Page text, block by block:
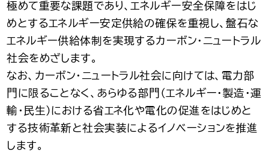
極めて重要な課題であり、エネルギー安全保障をはじ
めとするエネルギー安定供給の確保を重視し、盤石な
エネルギー供給体制を実現するカーボン・ニュートラル
社会をめざします。
なお、カーボン・ニュートラル社会に向けては、電力部
門に限ることなく、あらゆる部門（エネルギー・製造・運
輸・民生）における省エネ化や電化の促進をはじめと
する技術革新と社会実装によるイノベーションを推進
します。